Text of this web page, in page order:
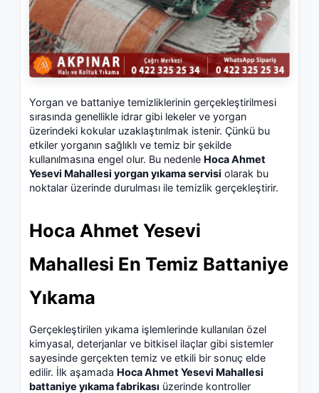
Yorgan ve battaniye temizliklerinin gerçekleştirilmesi
sırasında genellikle idrar gibi lekeler ve yorgan
üzerindeki kokular uzaklaştırılmak istenir. Çünkü bu
etkiler yorganın sağlıklı ve temiz bir şekilde
kullanılmasına engel olur. Bu nedenle Hoca Ahmet
Yesevi Mahallesi yorgan yıkama servisi olarak bu
noktalar üzerinde durulması ile temizlik gerçekleştirir.
Hoca Ahmet Yesevi
Mahallesi En Temiz Battaniye
Yıkama
Gerçekleştirilen yıkama işlemlerinde kullanılan özel
kimyasal, deterjanlar ve bitkisel ilaçlar gibi sistemler
sayesinde gerçekten temiz ve etkili bir sonuç elde
edilir. İlk aşamada Hoca Ahmet Yesevi Mahallesi
battaniye yıkama fabrikası üzerinde kontroller